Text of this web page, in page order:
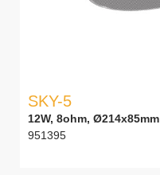
SKY-5
12W, 8ohm, Ø214x85mm
951395